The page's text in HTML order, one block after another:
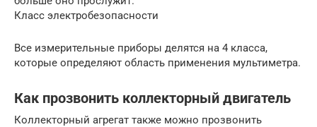
Класс электробезопасности
Все измерительные приборы делятся на 4 класса,
которые определяют область применения мультиметра.
Как прозвонить коллекторный двигатель
Коллекторный агрегат также можно прозвонить